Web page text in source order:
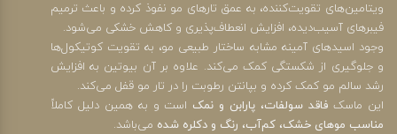
ویتامین‌های تقویت‌کننده، به عمق تارهای مو نفوذ کرده و باعث ترمیم
فیبرهای آسیب‌دیده، افزایش انعطاف‌پذیری و کاهش خشکی می‌شود.
وجود اسیدهای آمینه مشابه ساختار طبیعی مو، به تقویت کوتیکول‌ها
و جلوگیری از شکستگی کمک می‌کند. علاوه بر آن بیوتین به افزایش
رشد سالم مو کمک کرده و بپانتن رطوبت را در تار مو قفل می‌کند.
این ماسک فاقد سولفات، پارابن و نمک است و به همین دلیل کاملاً
مناسب موهای خشک، کم‌آب، رنگ و دکلره شده می‌باشد.